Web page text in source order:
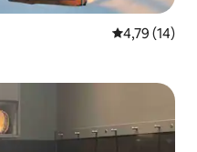
4,79 de uma
4,79 (14)